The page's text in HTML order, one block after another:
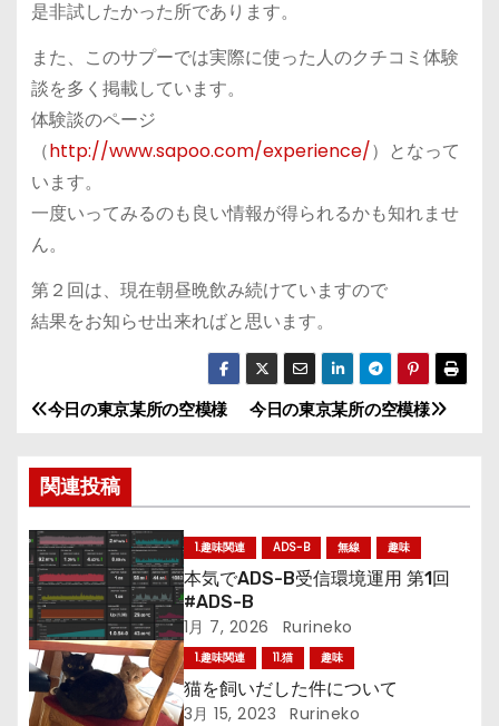
是非試したかった所であります。
また、このサプーでは実際に使った人のクチコミ体験
談を多く掲載しています。
体験談のページ
（http://www.sapoo.com/experience/）となって
います。
一度いってみるのも良い情報が得られるかも知れませ
ん。
第２回は、現在朝昼晩飲み続けていますので
結果をお知らせ出来ればと思います。
投
稿
ナ
ビ
ゲ
ー
シ
今日の東京某所の空模様
今日の東京某所の空模様
関連投稿
1.趣味関連 ADS-B 無線 趣味
本気でADS-B受信環境運用 第1回
#ADS-B
1月 7, 2026 Rurineko
1.趣味関連 11.猫 趣味
猫を飼いだした件について
3月 15, 2023 Rurineko